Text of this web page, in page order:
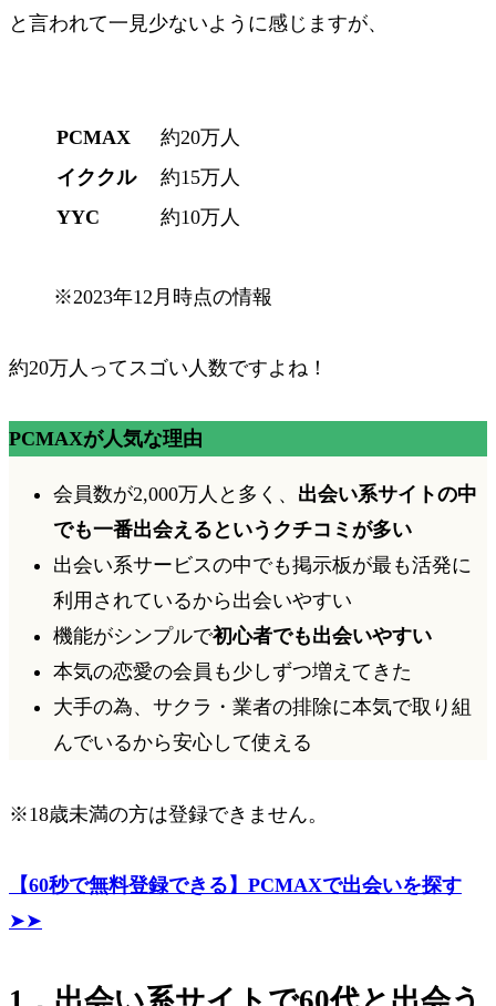
と言われて一見少ないように感じますが、
PCMAX
約20万人
イククル
約15万人
YYC
約10万人
※2023年12月時点の情報
約20万人 ってスゴい人数ですよね！
PCMAXが人気な理由
会員数が2,000万人 と多く、 出会い系サイトの中
でも一番出会えるというクチコミが多い
出会い系サービスの中でも掲示板が最も活発に
利用されているから出会いやすい
機能がシンプルで初心者でも出会いやすい
本気の恋愛の会員も少しずつ増えてきた
大手の為、サクラ・業者の排除に本気で取り組
んでいるから安心して使える
※18歳未満の方は登録できません。
【60秒で無料登録できる】PCMAXで出会いを探す
➤➤